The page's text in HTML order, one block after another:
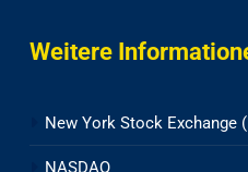
Weitere
New York Stock Exchange
NASDAQ